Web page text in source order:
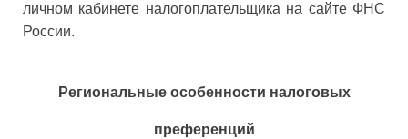
личном кабинете налогоплательщика на сайте ФНС
России.
Региональные особенности налоговых
преференций